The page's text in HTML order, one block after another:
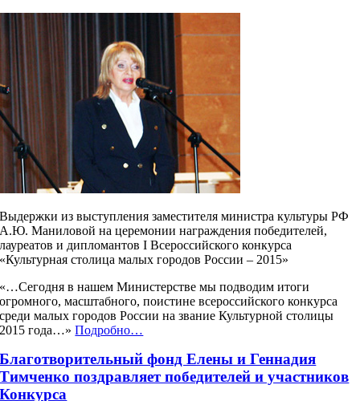
Выдержки из выступления заместителя министра культуры РФ
А.Ю. Маниловой на церемонии награждения победителей,
лауреатов и дипломантов I Всероссийского конкурса
«Культурная столица малых городов России – 2015»
«…Сегодня в нашем Министерстве мы подводим итоги
огромного, масштабного, поистине всероссийского конкурса
среди малых городов России на звание Культурной столицы
2015 года…»Подробно…
Благотворительный фонд Елены и Геннадия
Тимченко поздравляет победителей и участников
Конкурса